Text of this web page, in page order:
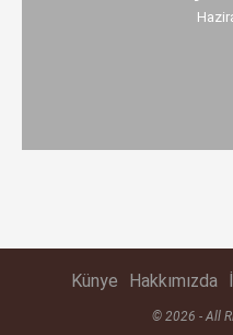
Künye Hakkımızda
© 2026 - All